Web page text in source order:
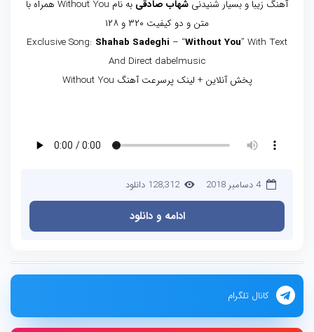
آهنگ زیبا و بسیار شنیدنی شهاب صادقی
به نام Without You همراه با
متن و دو کیفیت ۳۲۰ و ۱۲۸
Exclusive Song: Shahab Sadeghi – “Without You” With Text
And Direct dabelmusic
پخش آنلاین + لینک پرسرعت آهنگ Without You
4 دسامبر 2018 128,312 دانلود
ادامه و دانلود
کانال تلگرام